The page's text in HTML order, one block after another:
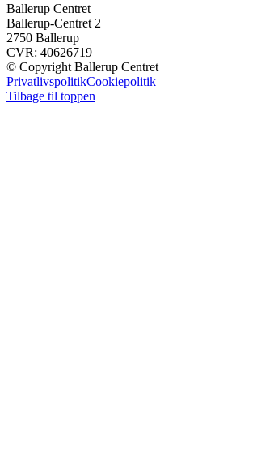
Ballerup Centret
Ballerup-Centret 2
2750 Ballerup
CVR: 40626719
© Copyright Ballerup Centret
PrivatlivspolitikCookiepolitik
Tilbage til toppen